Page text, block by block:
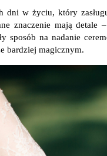
dni w życiu, który
znaczenie mają
sposób na nadanie
bardziej magicznym.